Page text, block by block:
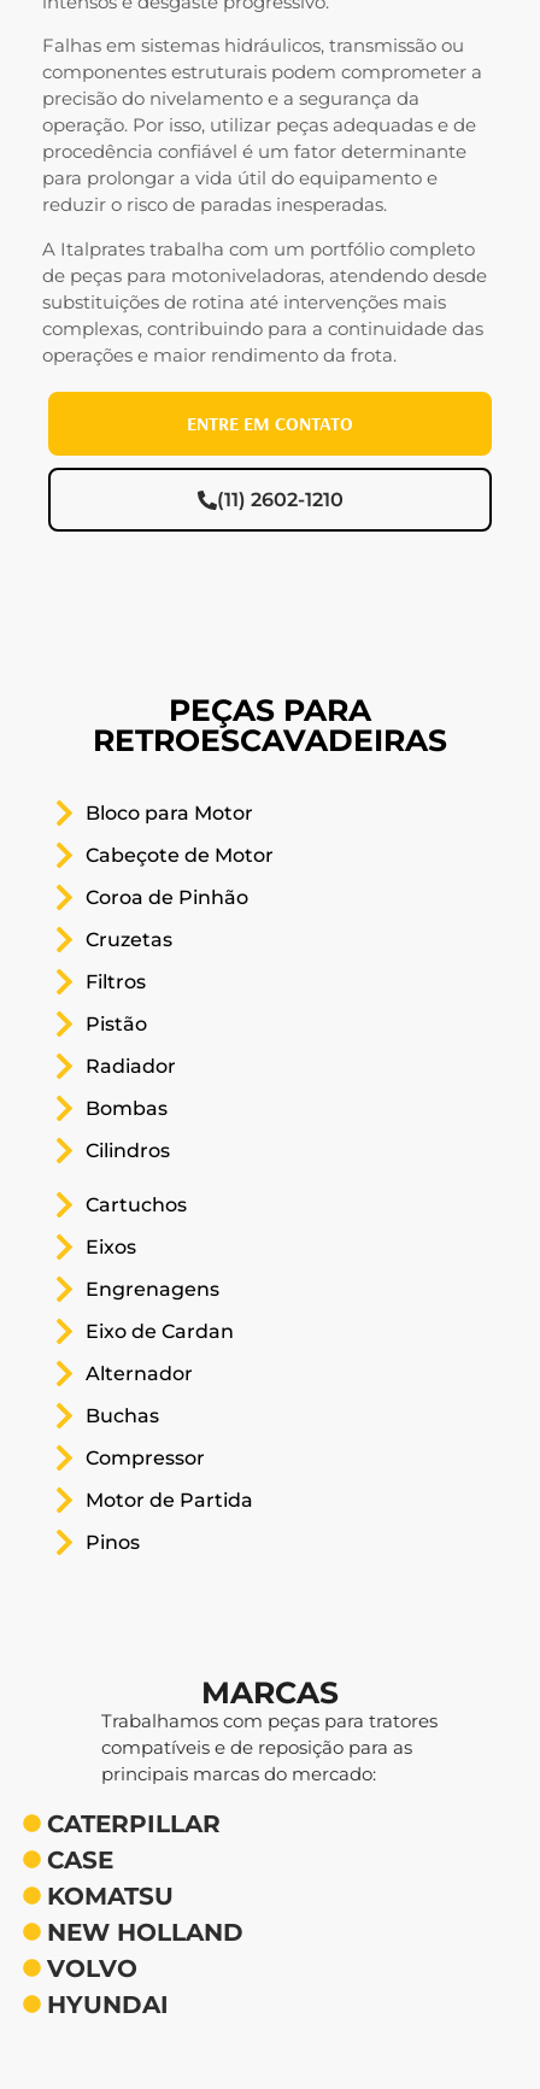
Falhas em sistemas hidráulicos, transmissão ou
componentes estruturais podem comprometer a
precisão do nivelamento e a segurança da
operação. Por isso, utilizar peças adequadas e de
procedência confiável é um fator determinante
para prolongar a vida útil do equipamento e
reduzir o risco de paradas inesperadas.
A Italprates trabalha com um portfólio completo
de peças para motoniveladoras, atendendo desde
substituições de rotina até intervenções mais
complexas, contribuindo para a continuidade das
operações e maior rendimento da frota.
ENTRE EM CONTATO
(11) 2602-1210
PEÇAS PARA
RETROESCAVADEIRAS
Bloco para Motor
Cabeçote de Motor
Coroa de Pinhão
Cruzetas
Filtros
Pistão
Radiador
Bombas
Cilindros
Cartuchos
Eixos
Engrenagens
Eixo de Cardan
Alternador
Buchas
Compressor
Motor de Partida
Pinos
MARCAS
Trabalhamos com peças para tratores
compatíveis e de reposição para as
principais marcas do mercado:
CATERPILLAR
CASE
KOMATSU
NEW HOLLAND
VOLVO
HYUNDAI